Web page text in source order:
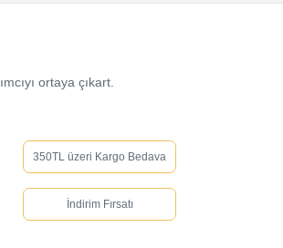
ortaya çıkart.
350TL üzeri Kargo Bedava
İndirim Fırsatı